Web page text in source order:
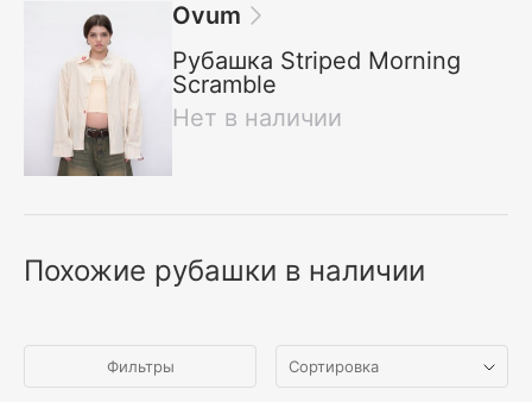
Ovum
Рубашка Striped Morning
Scramble
Нет в наличии
Похожие рубашки в наличии
Фильтры